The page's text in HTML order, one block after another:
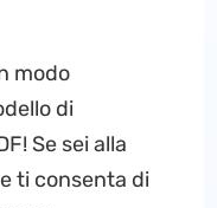
modo
di
Se sei alla
ti consenta di